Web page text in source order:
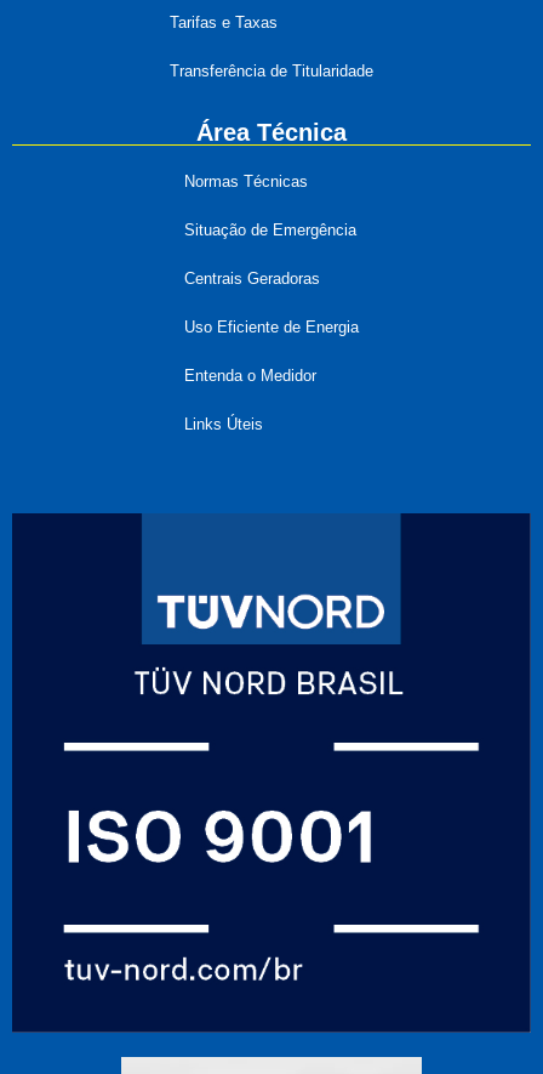
Tarifas e Taxas
Transferência de Titularidade
Área Técnica
Normas Técnicas
Situação de Emergência
Centrais Geradoras
Uso Eficiente de Energia
Entenda o Medidor
Links Úteis